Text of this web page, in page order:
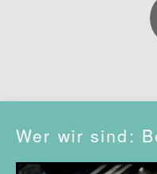
Wer wir sind: